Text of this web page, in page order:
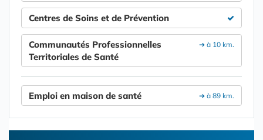
Centres de Soins et de Prévention
➔ à 10 km.
Communautés Professionnelles
Territoriales de Santé
➔ à 89 km.
Emploi en maison de santé